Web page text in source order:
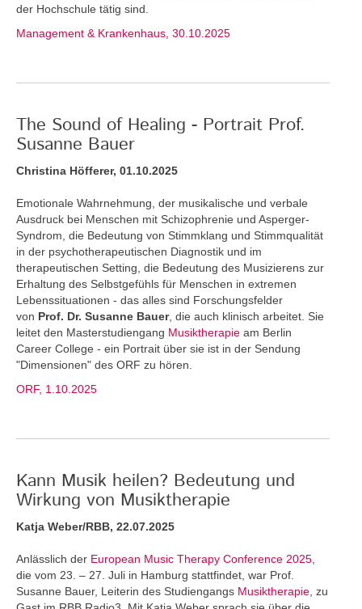
der Hochschule tätig sind.
Management & Krankenhaus, 30.10.2025
The Sound of Healing - Portrait Prof.
Susanne Bauer
Christina Höfferer, 01.10.2025
Emotionale Wahrnehmung, der musikalische und verbale
Ausdruck bei Menschen mit Schizophrenie und Asperger-
Syndrom, die Bedeutung von Stimmklang und Stimmqualität
in der psychotherapeutischen Diagnostik und im
therapeutischen Setting, die Bedeutung des Musizierens zur
Erhaltung des Selbstgefühls für Menschen in extremen
Lebenssituationen - das alles sind Forschungsfelder
von Prof. Dr. Susanne Bauer, die auch klinisch arbeitet. Sie
leitet den Masterstudiengang Musiktherapie am Berlin
Career College - ein Portrait über sie ist in der Sendung
"Dimensionen" des ORF zu hören.
ORF, 1.10.2025
Kann Musik heilen? Bedeutung und
Wirkung von Musiktherapie
Katja Weber/RBB, 22.07.2025
Anlässlich der European Music Therapy Conference 2025
die vom 23. – 27. Juli in Hamburg stattfindet, war Prof.
Susanne Bauer, Leiterin des Studiengangs Musiktherapie , zu